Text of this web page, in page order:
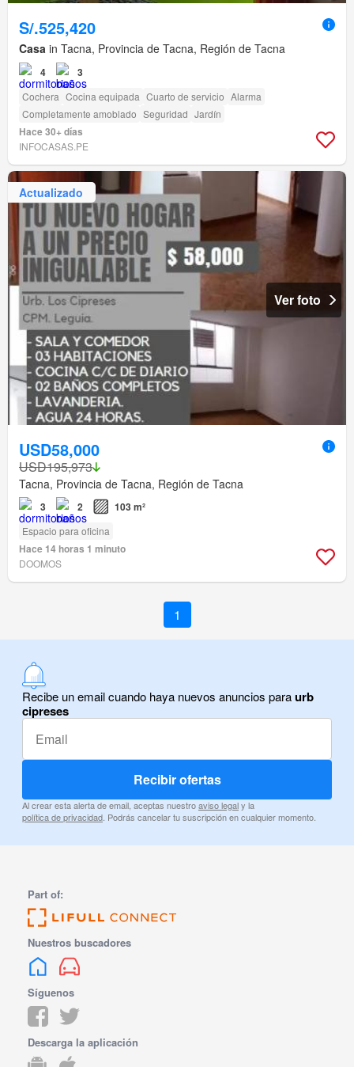
S/.525,420
Casa in Tacna, Provincia de Tacna, Región de Tacna
4 3
Cochera Cocina equipada Cuarto de servicio Alarma
Completamente amoblado Seguridad Jardín
Hace 30+ días
INFOCASAS.PE
Actualizado
Ver foto
USD58,000
USD195,973
Tacna, Provincia de Tacna, Región de Tacna
3 2 103 m²
Espacio para oficina
Hace 14 horas 1 minuto
DOOMOS
1
Recibe un email cuando haya nuevos anuncios paraurb
cipreses
Recibir ofertas
Al crear esta alerta de email, aceptas nuestroaviso legaly la
política de privacidad. Podrás cancelar tu suscripción en cualquier momento.
Part of:
Nuestros buscadores
Síguenos
Descarga la aplicación